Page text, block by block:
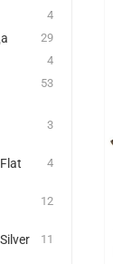
4
29
4
53
3
4
12
11